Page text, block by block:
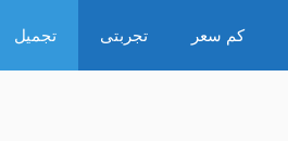
كم سعر تجربتى تجميل